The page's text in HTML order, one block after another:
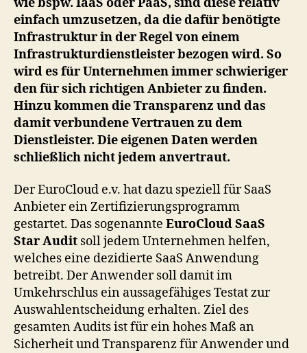
einfach umzusetzen, da die dafür benötigte
Infrastruktur in der Regel von einem
Infrastrukturdienstleister bezogen wird. So
wird es für Unternehmen immer schwieriger
den für sich richtigen Anbieter zu finden.
Hinzu kommen die Transparenz und das
damit verbundene Vertrauen zu dem
Dienstleister. Die eigenen Daten werden
schließlich nicht jedem anvertraut.
Der EuroCloud e.v. hat dazu speziell für SaaS
Anbieter ein Zertifizierungsprogramm
gestartet. Das sogenannte EuroCloud SaaS
Star Audit soll jedem Unternehmen helfen,
welches eine dezidierte SaaS Anwendung
betreibt. Der Anwender soll damit im
Umkehrschlus ein aussagefähiges Testat zur
Auswahlentscheidung erhalten. Ziel des
gesamten Audits ist für ein hohes Maß an
Sicherheit und Transparenz für Anwender und